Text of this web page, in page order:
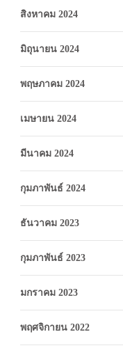
สิงหาคม 2024
มิถุนายน 2024
พฤษภาคม 2024
เมษายน 2024
มีนาคม 2024
กุมภาพันธ์ 2024
ธันวาคม 2023
กุมภาพันธ์ 2023
มกราคม 2023
พฤศจิกายน 2022